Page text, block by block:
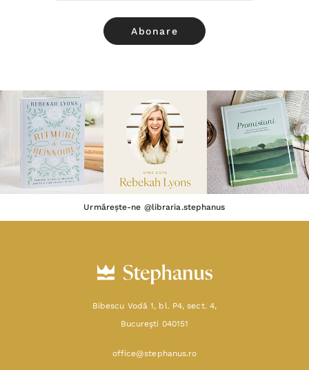
Urmărește-ne @libraria.stephanus
Bibescu Vodă 1, bl. P4, sect. 4,
Bucureşti 040151
office@stephanus.ro